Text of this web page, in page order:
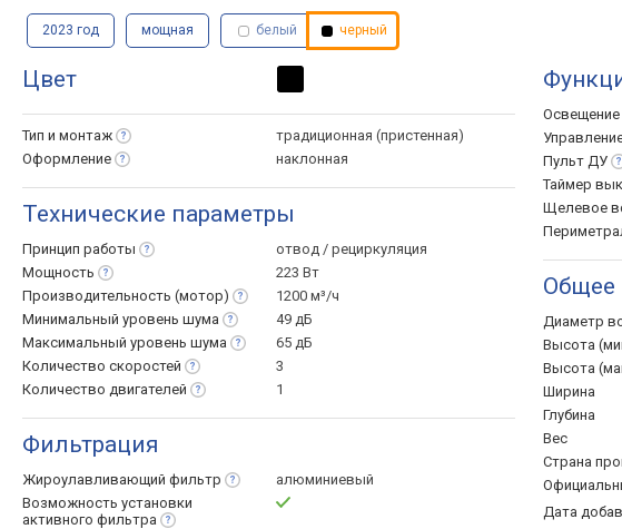
2023 год мощная белый черный
Цвет
Тип и монтаж
традиционная (пристенная)
Оформление
наклонная
Технические параметры
Принцип работы
отвод / рециркуляция
Мощность
223 Вт
Производительность (мотор)
1200 м³/ч
Минимальный уровень шума
49 дБ
Максимальный уровень шума
65 дБ
Количество скоростей
3
Количество двигателей 1
Фильтрация
Жироулавливающий фильтр
алюминиевый
Возможность установки
активного фильтра
Освещение
Пульт ДУ
Таймер
Щелевое
Общее
Диаметр
Высота
Высота
Ширина
Глубина
Вес
Страна
Дата